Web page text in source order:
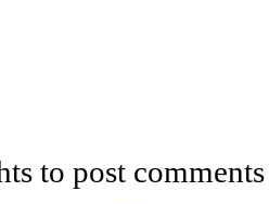
to post comments